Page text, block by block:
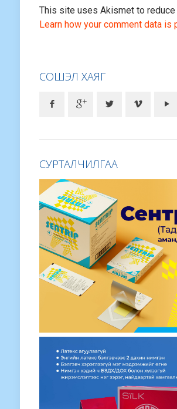
This site uses Akismet to reduce
Learn how your comment data is
СОШЭЛ ХАЯГ
СУРТАЛЧИЛГАА